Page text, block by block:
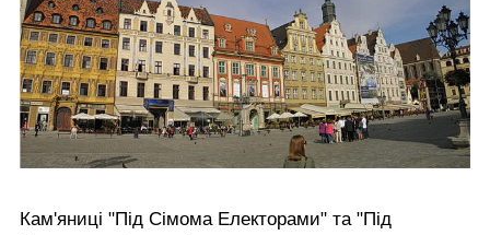
Кам'яниці "Під Сімома Електорами" та "Під